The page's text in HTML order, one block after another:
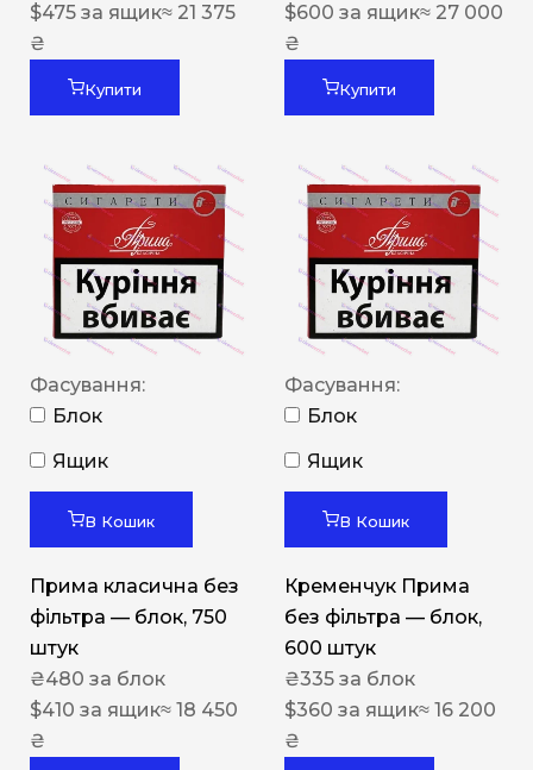
$475 за ящик≈ 21 375
₴
Купити
$600 за ящик≈ 27 000
₴
Купити
Фасування:
Блок
Ящик
В Кошик
Прима класична без
фільтра — блок, 750
штук
₴480 за блок
$410 за ящик≈ 18 450
₴
Фасування:
Блок
Ящик
В Кошик
Кременчук Прима
без фільтра — блок,
600 штук
₴335 за блок
$360 за ящик≈ 16 200
₴